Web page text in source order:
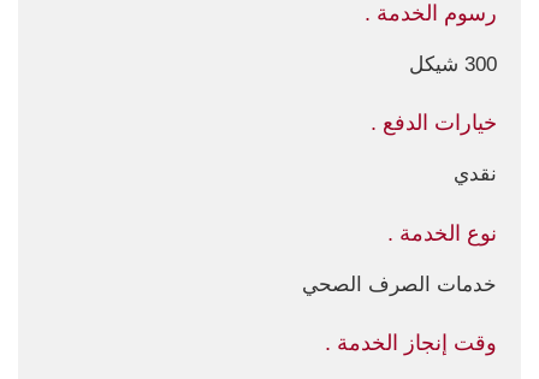
رسوم الخدمة .
300 شيكل
خيارات الدفع .
نقدي
نوع الخدمة .
خدمات الصرف الصحي
وقت إنجاز الخدمة .